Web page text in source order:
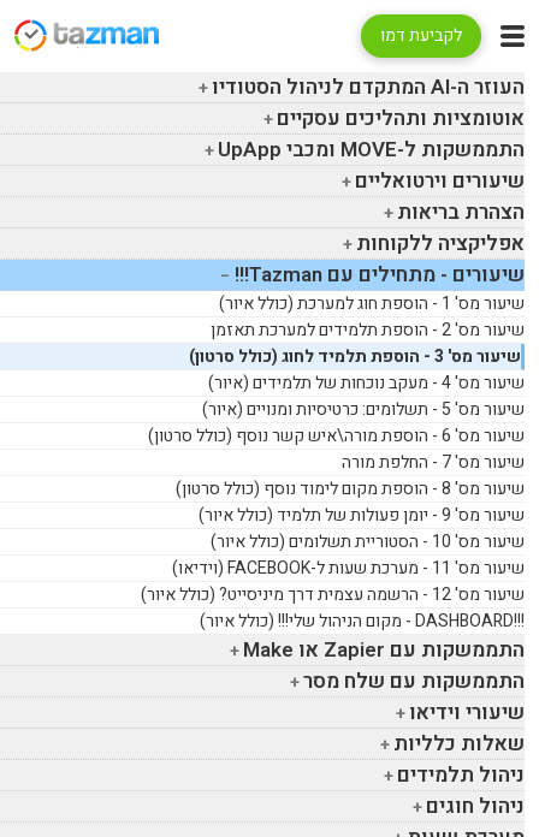
לקביעת דמו
העוזר ה-AI המתקדם לניהול הסטודיו
אוטומציות ותהליכים עסקיים
התממשקות ל-MOVE ומכבי UpApp
שיעורים וירטואליים
הצהרת בריאות
אפליקציה ללקוחות
שיעורים - מתחילים עם Tazman
!!!
שיעור מס' 1 - הוספת חוג למערכת (כולל איור)
שיעור מס' 2 - הוספת תלמידים למערכת תאזמן
שיעור מס' 3 - הוספת תלמיד לחוג (כולל סרטון)
שיעור מס' 4 - מעקב נוכחות של תלמידים (איור)
שיעור מס' 5 - תשלומים: כרטיסיות ומנויים (איור)
שיעור מס' 6 - הוספת מורה\איש קשר נוסף (כולל סרטון)
שיעור מס' 7 - החלפת מורה
שיעור מס' 8 - הוספת מקום לימוד נוסף (כולל סרטון)
שיעור מס' 9 - יומן פעולות של תלמיד (כולל איור)
שיעור מס' 10 - הסטוריית תשלומים (כולל איור)
שיעור מס' 11 - מערכת שעות ל-
FACEBOOK(וידיאו)
שיעור מס' 12 - הרשמה עצמית דרך מיניסייט? (כולל איור)
!!!
DASHBOARD- מקום הניהול שלי!!! (כולל איור)
התממשקות עם Zapier או Make
התממשקות עם שלח מסר
שיעורי וידיאו
שאלות כלליות
ניהול תלמידים
ניהול חוגים